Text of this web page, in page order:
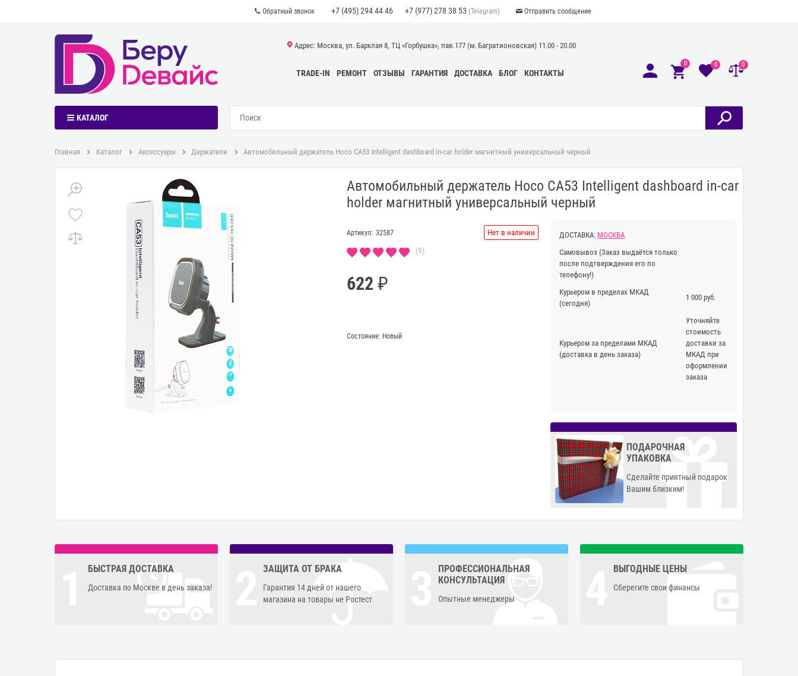
Обратный звонок +7 (495) 294 44 46 +7 (977) 278 38 53 (Telegram) Отправить сообщение
Адрес: Москва, ул. Барклая 8, ТЦ «Горбушка», пав.177 (м. Багратионовская) 11.00 - 20.00
TRADE-IN РЕМОНТ ОТЗЫВЫ ГАРАНТИЯ ДОСТАВКА БЛОГ КОНТАКТЫ
0 0 0
КАТАЛОГ
Главная Каталог Аксессуары Держатели Автомобильный держатель Hoco CA53 Intelligent dashboard in-car holder магнитный универсальный черный
Автомобильный держатель Hoco CA53 Intelligent dashboard in-car
holder магнитный универсальный черный
Артикул: 32587 Нет в наличии
(9)
622
Состояние: Новый
ДОСТАВКА: МОСКВА
Самовывоз (Заказ выдаётся только
после подтверждения его по
телефону!)
Курьером в пределах МКАД
(сегодня)
1 000 руб.
Курьером за пределами МКАД
(доставка в день заказа)
Уточняйте
стоимость
доставки за
МКАД при
оформлении
заказа
ПОДАРОЧНАЯ
УПАКОВКА
Сделайте приятный подарок
Вашим близким!
БЫСТРАЯ ДОСТАВКА
Доставка по Москве в день заказа!
ЗАЩИТА ОТ БРАКА
Гарантия 14 дней от нашего
магазина на товары не Ростест
ПРОФЕССИОНАЛЬНАЯ
КОНСУЛЬТАЦИЯ
Опытные менеджеры
ВЫГОДНЫЕ ЦЕНЫ
Сберегите свои финансы